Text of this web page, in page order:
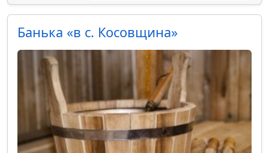
Банька «в с. Косовщина»